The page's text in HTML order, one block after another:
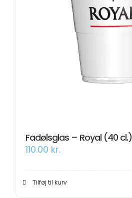
Fadølsglas – Royal (40 cl.)
110.00 kr.
Tilføj til kurv